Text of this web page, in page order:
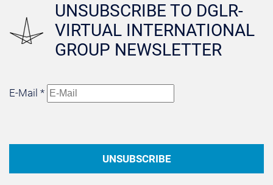
UNSUBSCRIBE TO DGLR-
VIRTUAL INTERNATIONAL
GROUP NEWSLETTER
E-Mail *